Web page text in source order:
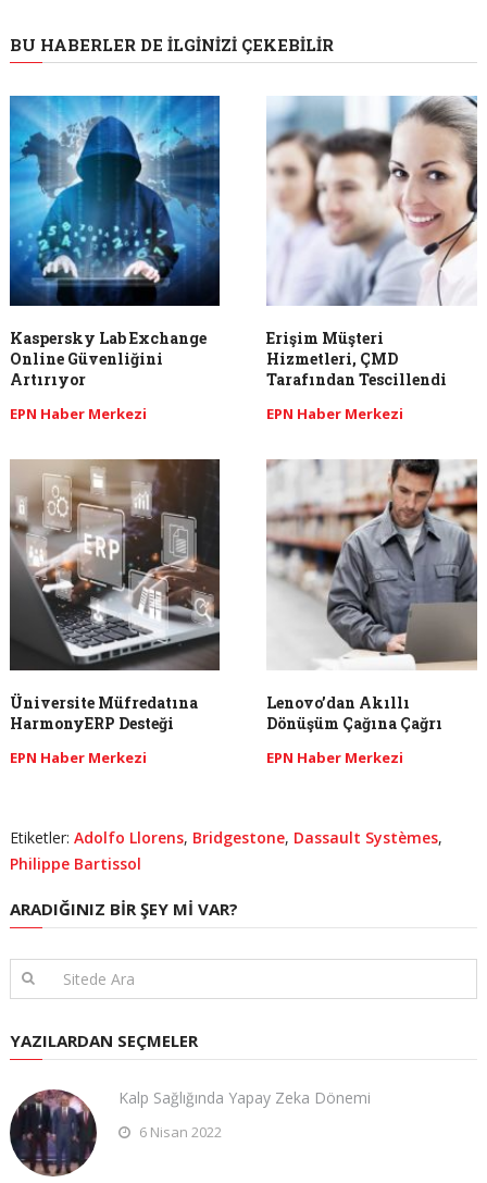
BU HABERLER DE İLGINIZI ÇEKEBILIR
Kaspersky Lab Exchange
Online Güvenliğini
Artırıyor
EPN Haber Merkezi
Erişim Müşteri
Hizmetleri, ÇMD
Tarafından Tescillendi
EPN Haber Merkezi
Üniversite Müfredatına
HarmonyERP Desteği
EPN Haber Merkezi
Lenovo’dan Akıllı
Dönüşüm Çağına Çağrı
EPN Haber Merkezi
Etiketler: Adolfo Llorens, Bridgestone, Dassault Systèmes,
Philippe Bartissol
ARADIĞINIZ BIR ŞEY MI VAR?
YAZILARDAN SEÇMELER
Kalp Sağlığında Yapay Zeka Dönemi
6 Nisan 2022